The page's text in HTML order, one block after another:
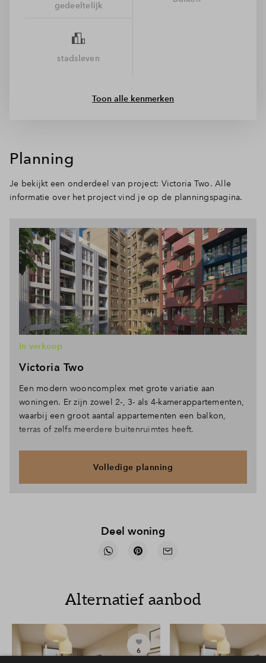
gebouw, omgeven door groen. De lift brengt je snel naar je
gedeeld dakterras, perfect om even te relaxen of bij te kletsen
met je buren. In de plint zit gewoon een supermarkt, en om
oase van rust. Kortom: alle ingrediënten voor een heerlijk
gedeeltelijk
stadsleven
Toon alle kenmerken
Planning
Je bekijkt een onderdeel van project: Victoria Two. Alle
informatie over het project vind je op de planningspagina.
Victoria Two
In verkoop
Een modern wooncomplex met grote variatie aan
woningen. Er zijn zowel 2-, 3- als 4-kamerappartementen,
waarbij een groot aantal appartementen een balkon,
terras of zelfs meerdere buitenruimtes heeft.
Volledige planning
Deel woning
Alternatief aanbod
6